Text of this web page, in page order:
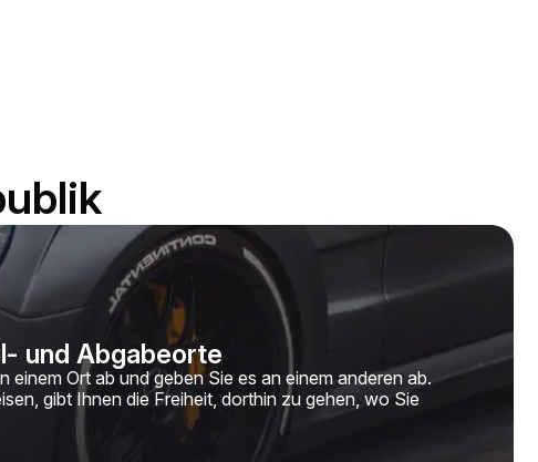
und Abgabeorte
einem Ort ab und geben Sie es an einem anderen ab.
gibt Ihnen die Freiheit, dorthin zu gehen, wo Sie